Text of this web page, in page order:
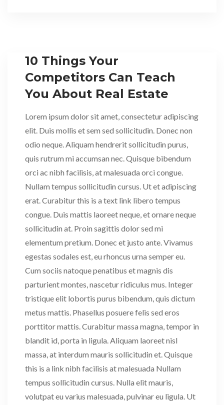
10 Things Your
Competitors Can Teach
You About Real Estate
Lorem ipsum dolor sit amet, consectetur adipiscing
elit. Duis mollis et sem sed sollicitudin. Donec non
odio neque. Aliquam hendrerit sollicitudin purus,
quis rutrum mi accumsan nec. Quisque bibendum
orci ac nibh facilisis, at malesuada orci congue.
Nullam tempus sollicitudin cursus. Ut et adipiscing
erat. Curabitur this is a text link libero tempus
congue. Duis mattis laoreet neque, et ornare neque
sollicitudin at. Proin sagittis dolor sed mi
elementum pretium. Donec et justo ante. Vivamus
egestas sodales est, eu rhoncus urna semper eu.
Cum sociis natoque penatibus et magnis dis
parturient montes, nascetur ridiculus mus. Integer
tristique elit lobortis purus bibendum, quis dictum
metus mattis. Phasellus posuere felis sed eros
porttitor mattis. Curabitur massa magna, tempor in
blandit id, porta in ligula. Aliquam laoreet nisl
massa, at interdum mauris sollicitudin et. Quisque
this is a link nibh facilisis at malesuada Nullam
tempus sollicitudin cursus. Nulla elit mauris,
volutpat eu varius malesuada, pulvinar eu ligula. Ut